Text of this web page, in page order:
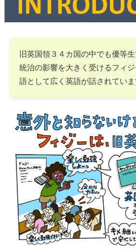
旧英国領３４カ国の中でも優等
統治の影響を大きく受けるフィ
語として広く英語が話されていま